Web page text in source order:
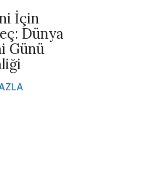
İçin
Dünya
Günü